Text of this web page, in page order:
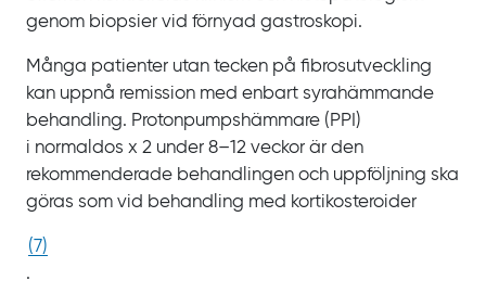
genom biopsier vid förnyad gastroskopi.
Många patienter utan tecken på fibrosutveckling
kan uppnå remission med enbart syrahämmande
behandling. Protonpumps­hämmare (PPI)
i normaldos x 2 under 8‍–‍12 veckor är den
rekommenderade behandlingen och uppföljning ska
göras som vid behandling med kortikosteroider
(7)
.